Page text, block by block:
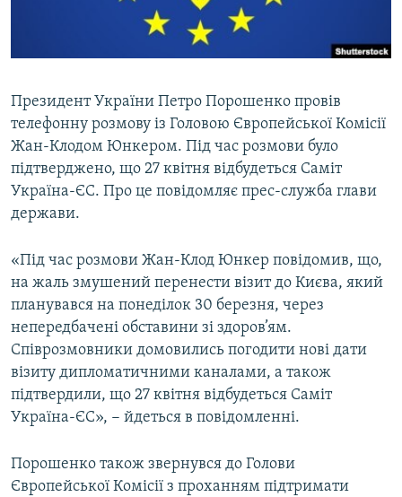
ВІДЕОУРОКИ «ELIFBE»
ІНФОГРАФІКА
Qırımtatar
ДОЛУЧАЙСЯ!
Усі сайти RFE/RL
Президент України Петро Порошенко провів
телефонну розмову із Головою Європейської Комісії
Жан-Клодом Юнкером. Під час розмови було
підтверджено, що 27 квітня відбудеться Саміт
Україна-ЄС. Про це повідомляє прес-служба глави
держави.
«Під час розмови Жан-Клод Юнкер повідомив, що,
на жаль змушений перенести візит до Києва, який
планувався на понеділок 30 березня, через
непередбачені обставини зі здоров’ям.
Співрозмовники домовились погодити нові дати
візиту дипломатичними каналами, а також
підтвердили, що 27 квітня відбудеться Саміт
Україна-ЄС», − йдеться в повідомленні.
Порошенко також звернувся до Голови
Європейської Комісії з проханням підтримати